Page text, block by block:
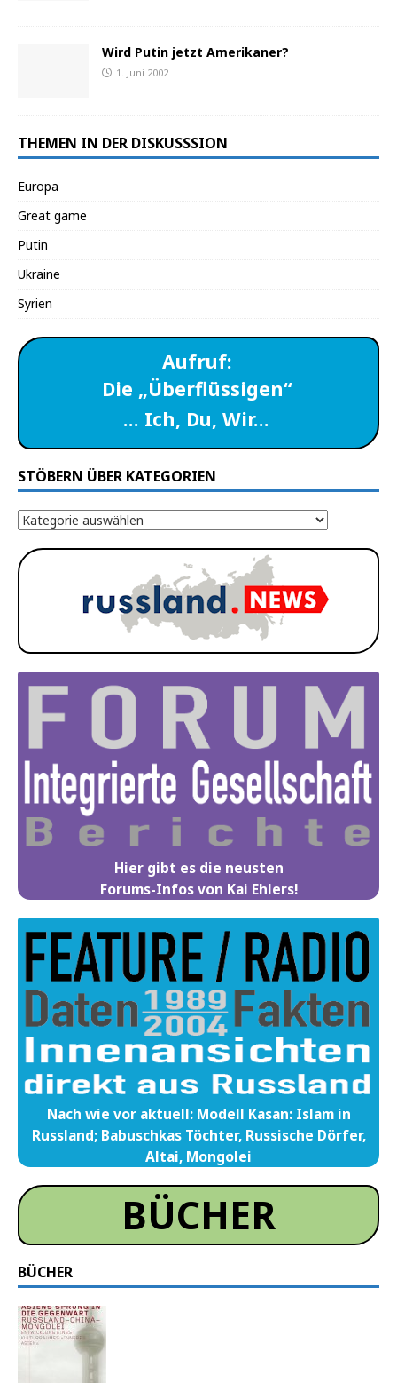
Wird Putin jetzt Amerikaner?
1. Juni 2002
THEMEN IN DER DISKUSSSION
Europa
Great game
Putin
Ukraine
Syrien
Aufruf:
Die „Überflüssigen“
… Ich, Du, Wir…
STÖBERN ÜBER KATEGORIEN
Hier gibt es die neusten
Forums-Infos von Kai Ehlers!
Nach wie vor aktuell: Modell Kasan: Islam in
Russland; Babuschkas Töchter, Russische Dörfer,
Altai, Mongolei
BÜCHER
BÜCHER